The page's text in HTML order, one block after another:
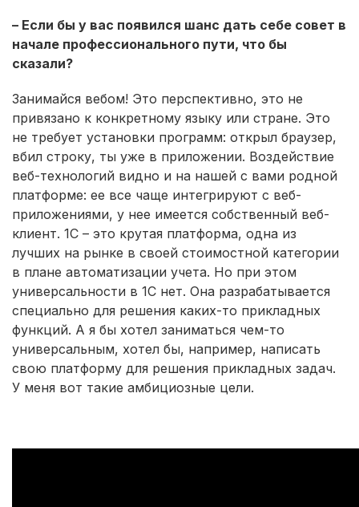
– Если бы у вас появился шанс дать себе совет в
начале профессионального пути, что бы
сказали?
Занимайся вебом! Это перспективно, это не
привязано к конкретному языку или стране. Это
не требует установки программ: открыл браузер,
вбил строку, ты уже в приложении. Воздействие
веб-технологий видно и на нашей с вами родной
платформе: ее все чаще интегрируют с веб-
приложениями, у нее имеется собственный веб-
клиент. 1С – это крутая платформа, одна из
лучших на рынке в своей стоимостной категории
в плане автоматизации учета. Но при этом
универсальности в 1С нет. Она разрабатывается
специально для решения каких-то прикладных
функций. А я бы хотел заниматься чем-то
универсальным, хотел бы, например, написать
свою платформу для решения прикладных задач.
У меня вот такие амбициозные цели.